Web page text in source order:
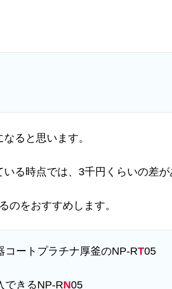
なると思います。
る時点では、3千円くらいの差
のをおすすめします。
ートプラチナ厚釜のNP-RT05
できるNP-RN05